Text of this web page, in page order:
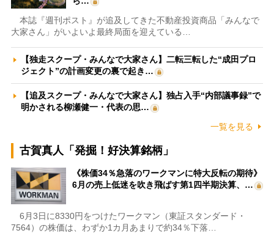
本誌『週刊ポスト』が追及してきた不動産投資商品「みんなで
大家さん」がいよいよ最終局面を迎えている…
【独走スクープ・みんなで大家さん】二転三転した“成田プロ
ジェクト”の計画変更の裏で起き…
【追及スクープ・みんなで大家さん】独占入手“内部議事録”で
明かされる柳瀬健一・代表の思…
一覧を見る
古賀真人「発掘！好決算銘柄」
《株価34％急落のワークマンに特大反転の期待》
6月の売上低迷を吹き飛ばす第1四半期決算、…
6月3日に8330円をつけたワークマン（東証スタンダード・
7564）の株価は、わずか1カ月あまりで約34％下落…